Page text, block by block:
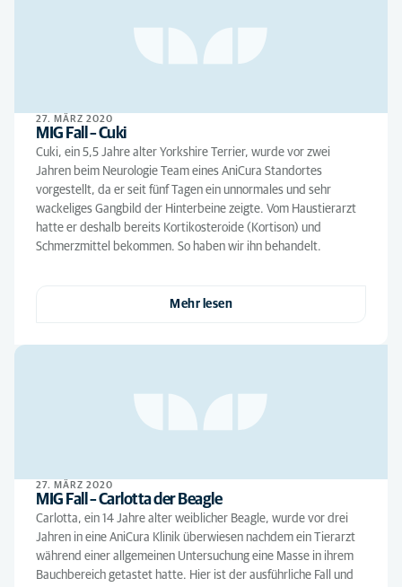
27. MÄRZ 2020
MIG Fall – Cuki
Cuki, ein 5,5 Jahre alter Yorkshire Terrier, wurde vor zwei
Jahren beim Neurologie Team eines AniCura Standortes
vorgestellt, da er seit fünf Tagen ein unnormales und sehr
wackeliges Gangbild der Hinterbeine zeigte. Vom Haustierarzt
hatte er deshalb bereits Kortikosteroide (Kortison) und
Schmerzmittel bekommen. So haben wir ihn behandelt.
Mehr lesen
27. MÄRZ 2020
MIG Fall – Carlotta der Beagle
Carlotta, ein 14 Jahre alter weiblicher Beagle, wurde vor drei
Jahren in eine AniCura Klinik überwiesen nachdem ein Tierarzt
während einer allgemeinen Untersuchung eine Masse in ihrem
Bauchbereich getastet hatte. Hier ist der ausführliche Fall und